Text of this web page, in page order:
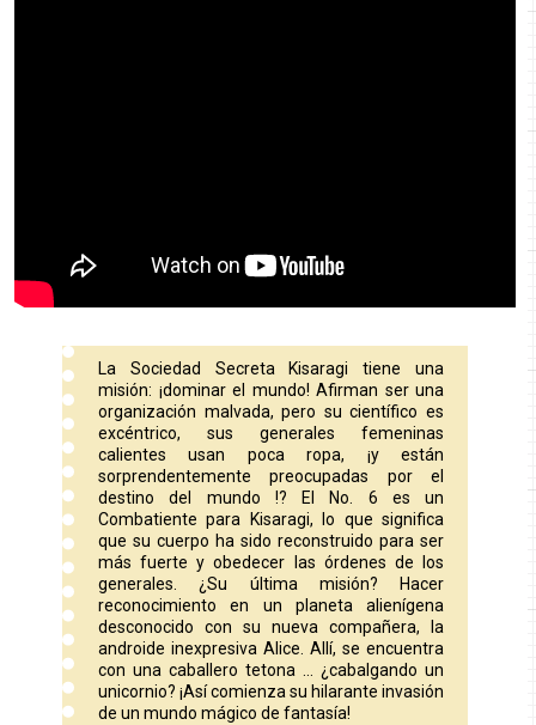
La Sociedad Secreta Kisaragi tiene una
misión: ¡dominar el mundo! Afirman ser una
organización malvada, pero su científico es
excéntrico, sus generales femeninas
calientes usan poca ropa, ¡y están
sorprendentemente preocupadas por el
destino del mundo !? El No. 6 es un
Combatiente para Kisaragi, lo que significa
que su cuerpo ha sido reconstruido para ser
más fuerte y obedecer las órdenes de los
generales. ¿Su última misión? Hacer
reconocimiento en un planeta alienígena
desconocido con su nueva compañera, la
androide inexpresiva Alice. Allí, se encuentra
con una caballero tetona ... ¿cabalgando un
unicornio? ¡Así comienza su hilarante invasión
de un mundo mágico de fantasía!